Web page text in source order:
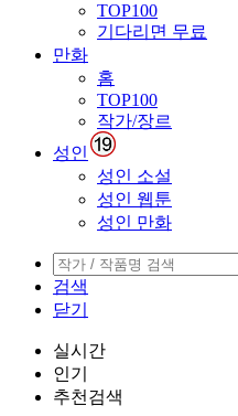
TOP100
기다리면 무료
만화
홈
TOP100
작가/장르
성인
성인 소설
성인 웹툰
성인 만화
검색
닫기
실시간
인기
추천검색